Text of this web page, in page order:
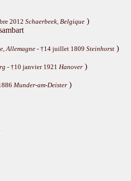
2012 Schaerbeek, Belgique )
Allemagne - †14 juillet 1809 Steinhorst )
- †10 janvier 1921 Hanover )
Munder-am-Deister )